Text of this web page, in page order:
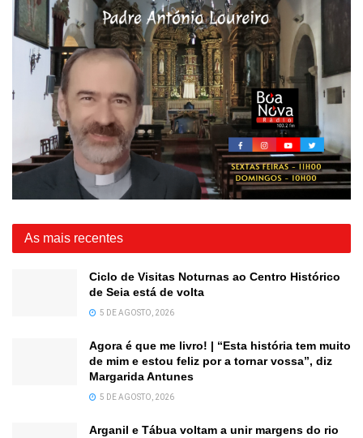
As mais recentes
Ciclo de Visitas Noturnas ao Centro Histórico
de Seia está de volta
5 DE AGOSTO, 2026
Agora é que me livro! | “Esta história tem muito
de mim e estou feliz por a tornar vossa”, diz
Margarida Antunes
5 DE AGOSTO, 2026
Arganil e Tábua voltam a unir margens do rio